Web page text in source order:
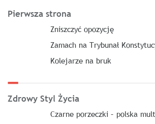
Pierwsza strona
Zniszczyć opozycję
Zamach na Trybunał
Kolejarze na bruk
Zdrowy Styl Życia
Czarne porzeczki – polska